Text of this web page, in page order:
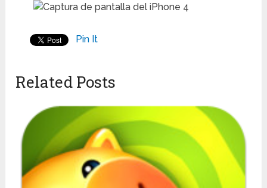
Pin It
Related Posts